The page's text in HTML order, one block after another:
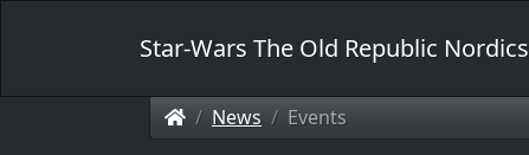
Star-Wars The Old Republic Nordics
News Events